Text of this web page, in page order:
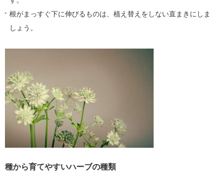
根がまっすぐ下に伸びるものは、植え替えをしない直まきにしま
しょう。
種から育てやすいハーブの種類